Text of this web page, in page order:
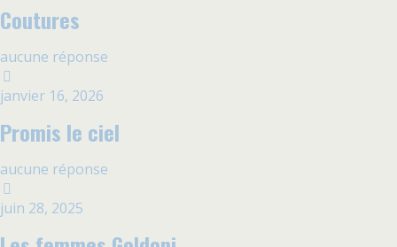
Coutures
aucune réponse
janvier 16, 2026
Promis le ciel
aucune réponse
juin 28, 2025